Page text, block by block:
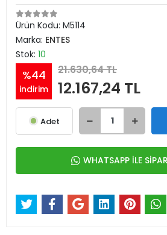
Ürün Kodu: M5114
Marka: ENTES
Stok: 10
%44
indirim
21.630,64 TL
12.167,24 TL
Adet
WHATSAPP İLE